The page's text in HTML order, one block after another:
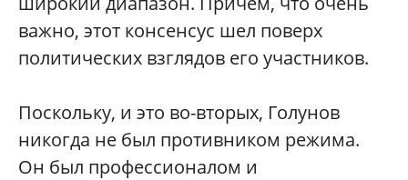
важно, этот консенсус шел поверх
политических взглядов его участников.
Поскольку, и это во-вторых, Голунов
никогда не был противником режима.
Он был профессионалом и